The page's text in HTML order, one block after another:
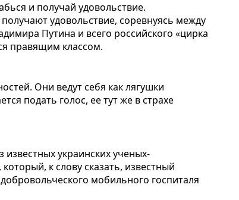
и получай удовольствие.
удовольствие, соревнуясь между
Путина и всего российского «цирка
правящим классом.
Они ведут себя как лягушки
подать голос, ее тут же в страхе
украинских ученых-
к слову сказать, известный
мобильного госпиталя